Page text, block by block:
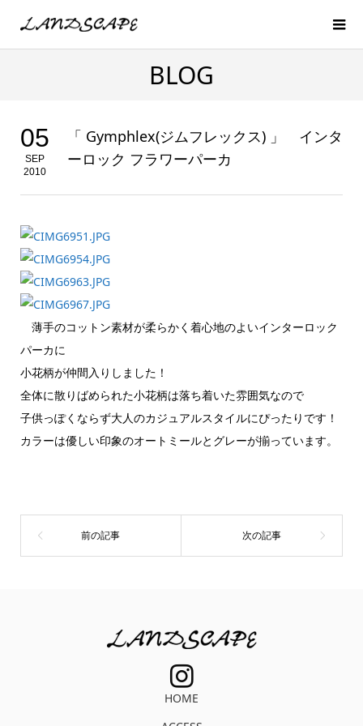
BLOG
05
SEP
2010
「 Gymphlex(ジムフレックス) 」 インタ
ーロック フラワーパーカ
薄手のコットン素材が柔らかく着心地のよいインターロック
パーカに
小花柄が仲間入りしました！
全体に散りばめられた小花柄は落ち着いた雰囲気なので
子供っぽくならず大人のカジュアルスタイルにぴったりです！
カラーは優しい印象のオートミールとグレーが揃っています。
HOME